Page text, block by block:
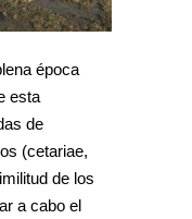
época
esta
de
(cetariae,
de los
a cabo el